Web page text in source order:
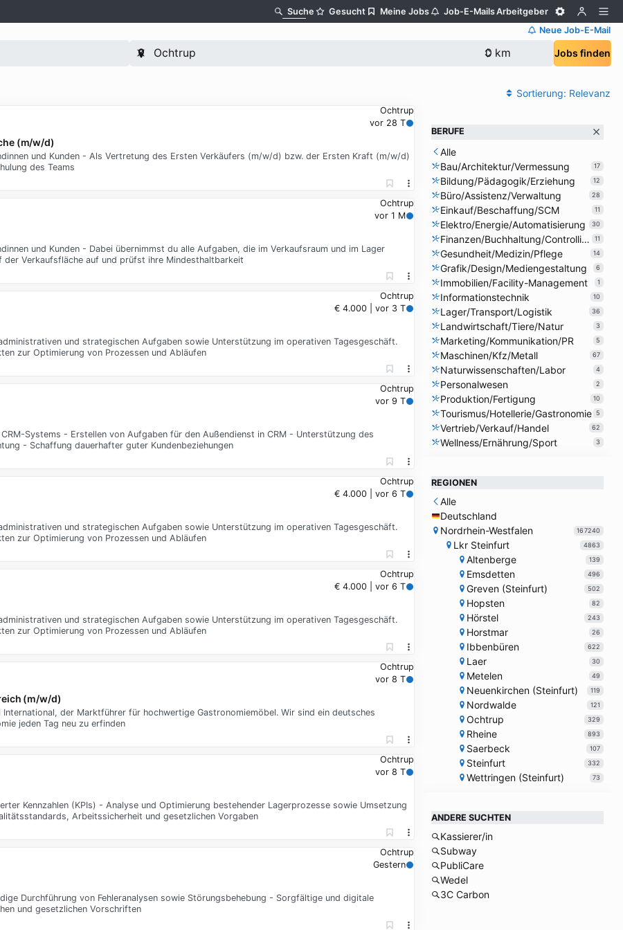
Suche Gesucht Meine Jobs Job-E-MailsArbeitgeber
Neue Job-E-Mail
Jobs finden
Sortierung: Relevanz
Ochtrup
vor 28 T
(m/w/d)
und Kunden - Als Vertretung des Ersten Verkäufers (m/w/d) bzw. der Ersten Kraft (m/w/d)
des Teams
Ochtrup
vor 1 M
und Kunden - Dabei übernimmst du alle Aufgaben, die im Verkaufsraum und im Lager
Verkaufsfläche auf und prüfst ihre Mindesthaltbarkeit
Ochtrup
€ 4.000 | vor 3 T
und strategischen Aufgaben sowie Unterstützung im operativen Tagesgeschäft.
zur Optimierung von Prozessen und Abläufen
Ochtrup
vor 9 T
Systems - Erstellen von Aufgaben für den Außendienst in CRM - Unterstützung des
- Schaffung dauerhafter guter Kundenbeziehungen
Ochtrup
€ 4.000 | vor 6 T
und strategischen Aufgaben sowie Unterstützung im operativen Tagesgeschäft.
zur Optimierung von Prozessen und Abläufen
Ochtrup
€ 4.000 | vor 6 T
und strategischen Aufgaben sowie Unterstützung im operativen Tagesgeschäft.
zur Optimierung von Prozessen und Abläufen
Ochtrup
vor 8 T
(m/w/d)
der Marktführer für hochwertige Gastronomiemöbel. Wir sind ein deutsches
jeden Tag neu zu erfinden
Ochtrup
vor 8 T
Kennzahlen (KPIs) - Analyse und Optimierung bestehender Lagerprozesse sowie Umsetzung
Arbeitssicherheit und gesetzlichen Vorgaben
Ochtrup
Gestern
Durchführung von Fehleranalysen sowie Störungsbehebung - Sorgfältige und digitale
und gesetzlichen Vorschriften
BERUFE
Alle
Bau/Architektur/Vermessung
17
Bildung/Pädagogik/Erziehung 12
Büro/Assistenz/Verwaltung 28
Einkauf/Beschaffung/SCM 11
Elektro/Energie/Automatisierung 30
Finanzen/Buchhaltung/Controlling 11
Gesundheit/Medizin/Pflege 14
Grafik/Design/Mediengestaltung 6
Immobilien/Facility-Management 1
Informationstechnik 10
Lager/Transport/Logistik 36
Landwirtschaft/Tiere/Natur 3
Marketing/Kommunikation/PR 5
Maschinen/Kfz/Metall 67
Naturwissenschaften/Labor 4
Personalwesen 2
Produktion/Fertigung 10
Tourismus/Hotellerie/Gastronomie 5
Vertrieb/Verkauf/Handel 62
Wellness/Ernährung/Sport 3
REGIONEN
Alle
Deutschland
Nordrhein-Westfalen
167240
Lkr Steinfurt 4863
Altenberge 139
Emsdetten 496
Greven (Steinfurt) 502
Hopsten 82
Hörstel 243
Horstmar 26
Ibbenbüren 622
Laer 30
Metelen 49
Neuenkirchen (Steinfurt) 119
Nordwalde 121
Ochtrup 329
Rheine 893
Saerbeck 107
Steinfurt 332
Wettringen (Steinfurt) 73
ANDERE SUCHTEN
Kassierer/in
Subway
PubliCare
Wedel
3C Carbon